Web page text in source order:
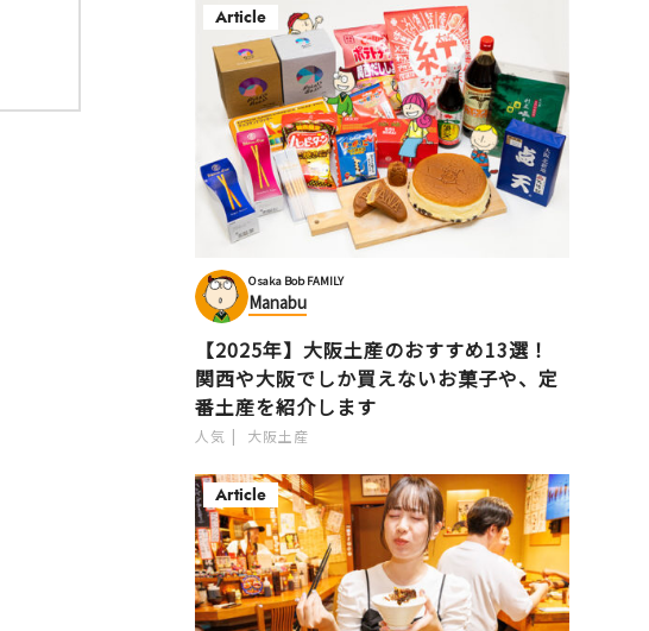
Article
Osaka Bob FAMILY
Manabu
【2025年】大阪土産のおすすめ13選！
関西や大阪でしか買えないお菓子や、定
番土産を紹介します
人気 大阪土産
Article